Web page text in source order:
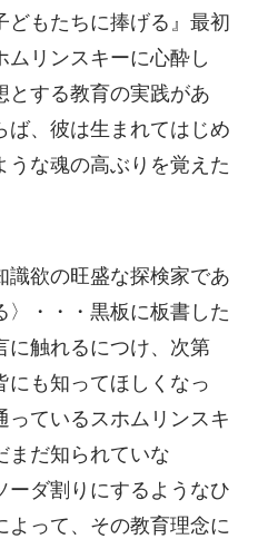
どもたちに捧げる』最初
リンスキーに心酔し
とする教育の実践があ
ば、彼は生まれてはじめ
うな魂の高ぶりを覚えた
識欲の旺盛な探検家であ
〉・・・黒板に板書した
に触れるにつけ、次第
にも知ってほしくなっ
っているスホムリンスキ
まだ知られていな
ーダ割りにするようなひ
よって、その教育理念に